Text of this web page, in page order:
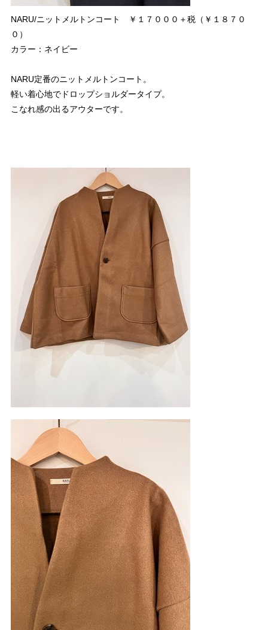
NARU/ニットメルトンコート ￥１７０００＋税（￥１８７０
０）
カラー：ネイビー
NARU定番のニットメルトンコート。
軽い着心地でドロップショルダータイプ。
こなれ感の出るアウターです。